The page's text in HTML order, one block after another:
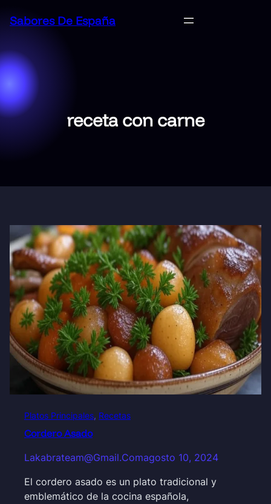
Sabores De España
receta con carne
Platos Principales, Recetas
Cordero Asado
Lakabrateam@gmail.comagosto 10, 2024
El cordero asado es un plato tradicional y
emblemático de la cocina española,